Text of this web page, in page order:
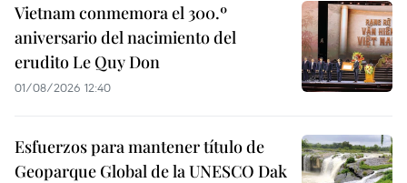
Vietnam conmemora el 300.º
aniversario del nacimiento del
erudito Le Quy Don
01/08/2026 12:40
Esfuerzos para mantener título de
Geoparque Global de la UNESCO Dak